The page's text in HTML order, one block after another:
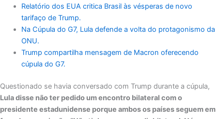
Relatório dos EUA critica Brasil às vésperas de novo
tarifaço de Trump.
Na Cúpula do G7, Lula defende a volta do protagonismo da
ONU.
Trump compartilha mensagem de Macron oferecendo
cúpula do G7.
Questionado se havia conversado com Trump durante a cúpula,
Lula disse não ter pedido um encontro bilateral com o
presidente estadunidense porque ambos os países seguem em